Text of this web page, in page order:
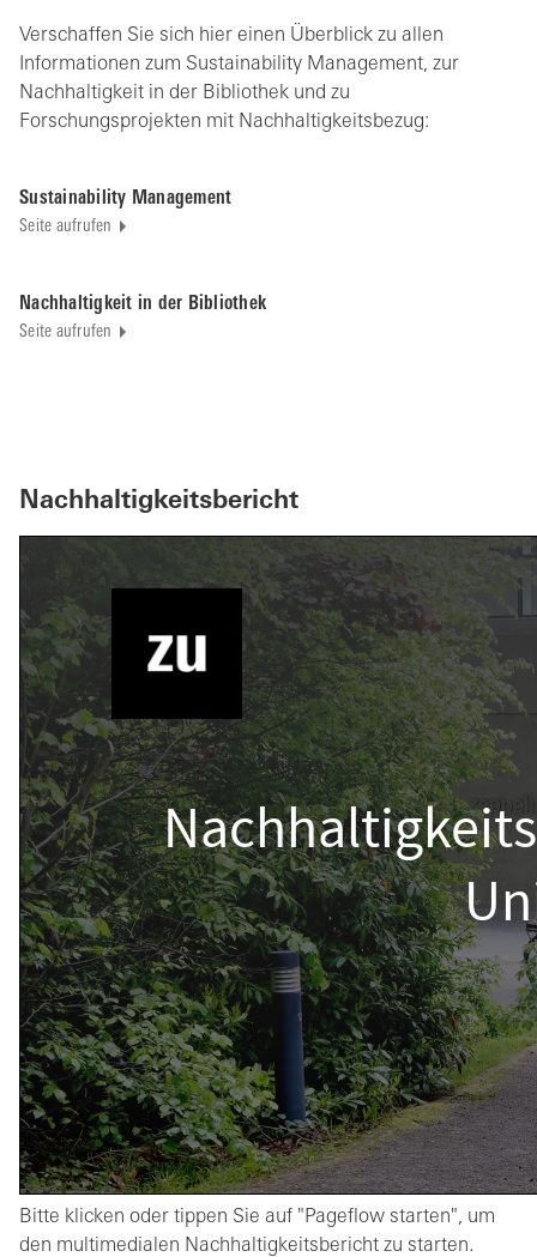
Verschaffen Sie sich hier einen Überblick zu allen
Informationen zum Sustainability Management, zur
Nachhaltigkeit in der Bibliothek und zu
Forschungsprojekten mit Nachhaltigkeitsbezug:
Sustainability Management
Seite aufrufen
Nachhaltigkeit in der Bibliothek
Seite aufrufen
Nachhaltigkeitsbericht
Bitte klicken oder tippen Sie auf "Pageflow starten", um
den multimedialen Nachhaltigkeitsbericht zu starten.